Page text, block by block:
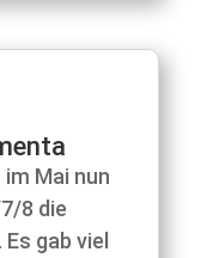
Mai nun
8 die
gab viel